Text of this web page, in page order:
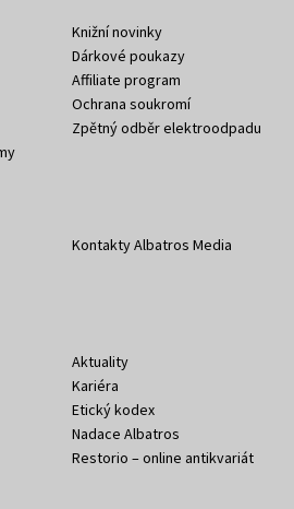
Knižní novinky
Dárkové poukazy
Affiliate program
Ochrana soukromí
Zpětný odběr elektroodpadu
Kontakty Albatros Media
Aktuality
Kariéra
Etický kodex
Nadace Albatros
Restorio – online antikvariát